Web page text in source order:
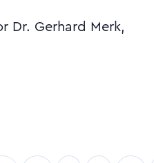
Dr. Gerhard Merk,